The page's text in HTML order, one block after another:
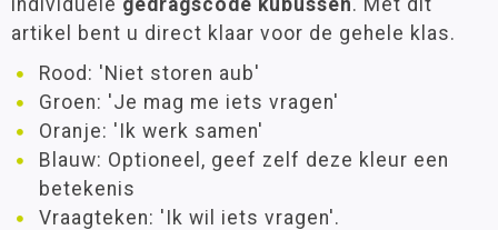
individuele gedragscode kubussen. Met dit
artikel bent u direct klaar voor de gehele klas.
Rood: 'Niet storen aub'
Groen: 'Je mag me iets vragen'
Oranje: 'Ik werk samen'
Blauw: Optioneel, geef zelf deze kleur een
betekenis
Vraagteken: 'Ik wil iets vragen'.